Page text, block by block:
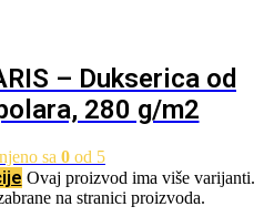
– Dukserica od
280 g/m2
sa 0 od 5
Ovaj proizvod ima više varijanti.
na stranici proizvoda.